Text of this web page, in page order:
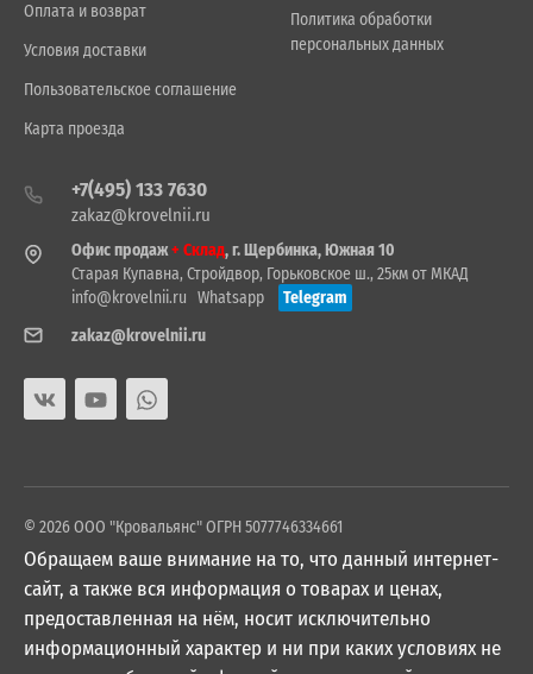
Оплата и возврат
Условия доставки
Пользовательское соглашение
Карта проезда
Политика обработки
персональных данных
+7(495) 133 7630
zakaz@krovelnii.ru
Офис продаж+ Склад, г. Щербинка, Южная 10
Старая Купавна, Стройдвор, Горьковское ш., 25км от МКАД
info@krovelnii.ru Whatsapp
Telegram
zakaz@krovelnii.ru
© 2026 ООО "Кровальянс" ОГРН 5077746334661
Обращаем ваше внимание на то, что данный интернет-
сайт, а также вся информация о товарах и ценах,
предоставленная на нём, носит исключительно
информационный характер и ни при каких условиях не